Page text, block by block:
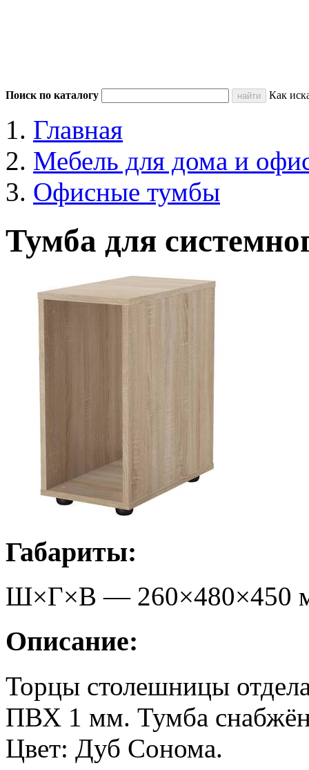
Поиск по каталогу Как
Главная
Мебель для дома и
Офисные тумбы
Тумба для
Габариты:
Ш×Г×В — 260×480×450
Описание:
Торцы столешницы
ПВХ 1 мм. Тумба
Цвет: Дуб Сонома.